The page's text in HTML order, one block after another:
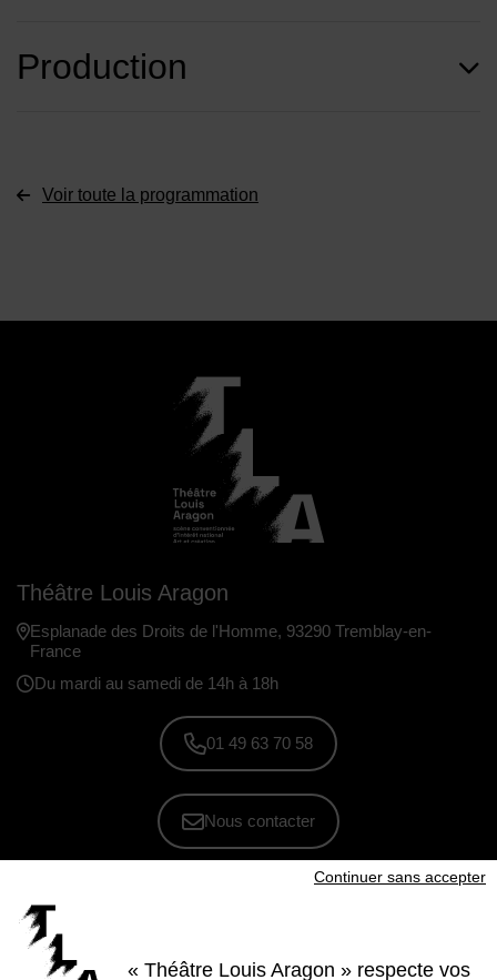
« Théâtre Louis Aragon » respecte vos
Continuer sans accepter
Production
Voir toute la programmation
Théâtre Louis Aragon
Esplanade des Droits de l'Homme, 93290 Tremblay-en-
France
Du mardi au samedi de 14h à 18h
01 49 63 70 58
Nous contacter